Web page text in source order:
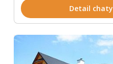
Detail chaty